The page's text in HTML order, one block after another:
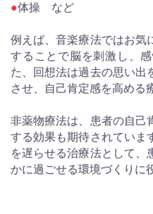
●体操 など
例えば、音楽療法ではお気
することで脳を刺激し、
た、回想法は過去の思い出
させ、自己肯定感を高める
非薬物療法は、患者の自己
する効果も期待されていま
を遅らせる治療法として、
かに過ごせる環境づくりに